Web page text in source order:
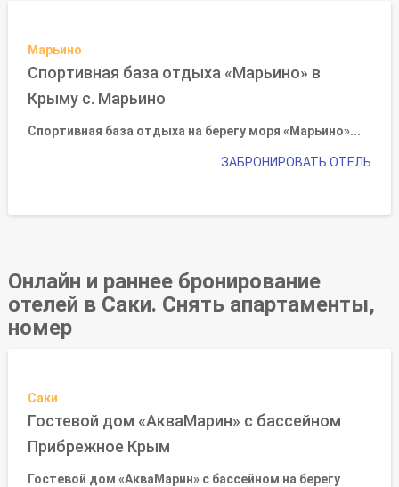
Марьино
Спортивная база отдыха «Марьино» в
Крыму с. Марьино
Спортивная база отдыха на берегу моря «Марьино»...
ЗАБРОНИРОВАТЬ ОТЕЛЬ
Онлайн и раннее бронирование
отелей в Саки. Снять апартаменты,
номер
Саки
Гостевой дом «АкваМарин» с бассейном
Прибрежное Крым
Гостевой дом «АкваМарин» с бассейном на берегу